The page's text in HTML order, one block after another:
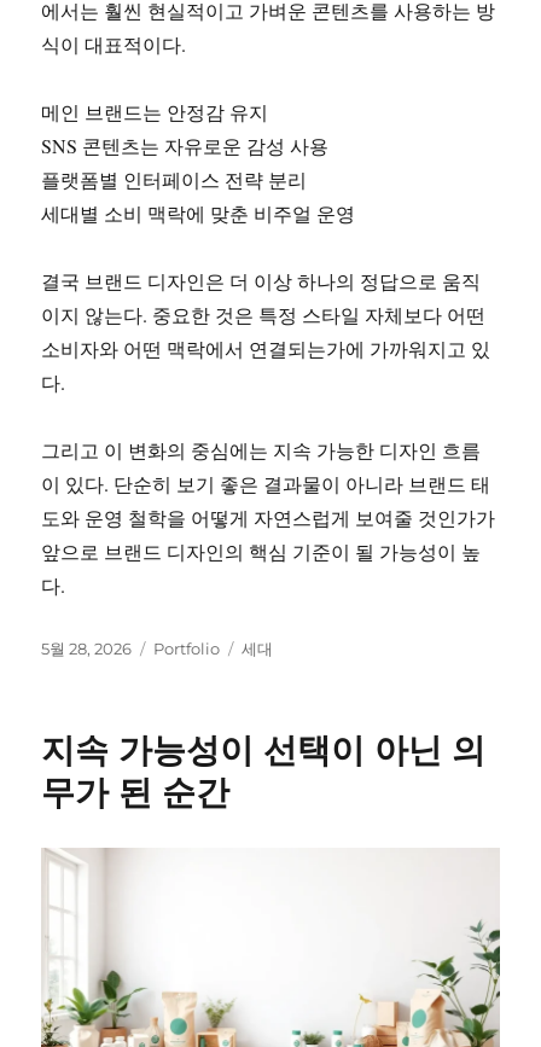
에서는 훨씬 현실적이고 가벼운 콘텐츠를 사용하는 방
식이 대표적이다.
메인 브랜드는 안정감 유지
SNS 콘텐츠는 자유로운 감성 사용
플랫폼별 인터페이스 전략 분리
세대별 소비 맥락에 맞춘 비주얼 운영
결국 브랜드 디자인은 더 이상 하나의 정답으로 움직
이지 않는다. 중요한 것은 특정 스타일 자체보다 어떤
소비자와 어떤 맥락에서 연결되는가에 가까워지고 있
다.
그리고 이 변화의 중심에는 지속 가능한 디자인 흐름
이 있다. 단순히 보기 좋은 결과물이 아니라 브랜드 태
도와 운영 철학을 어떻게 자연스럽게 보여줄 것인가가
앞으로 브랜드 디자인의 핵심 기준이 될 가능성이 높
다.
작
5월 28, 2026
카
Portfolio
태
세대
지속 가능성이 선택이 아닌 의
무가 된 순간